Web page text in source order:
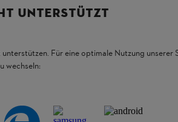
UNTERSTÜTZT
Für eine optimale Nutzung unserer
wechseln: